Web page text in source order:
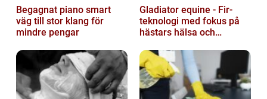
Begagnat piano smart
väg till stor klang för
mindre pengar
Gladiator equine - Fir-
teknologi med fokus på
hästars hälsa och